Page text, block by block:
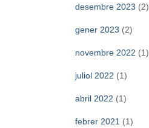
desembre 2023 (2)
gener 2023 (2)
novembre 2022 (1)
juliol 2022 (1)
abril 2022 (1)
febrer 2021 (1)